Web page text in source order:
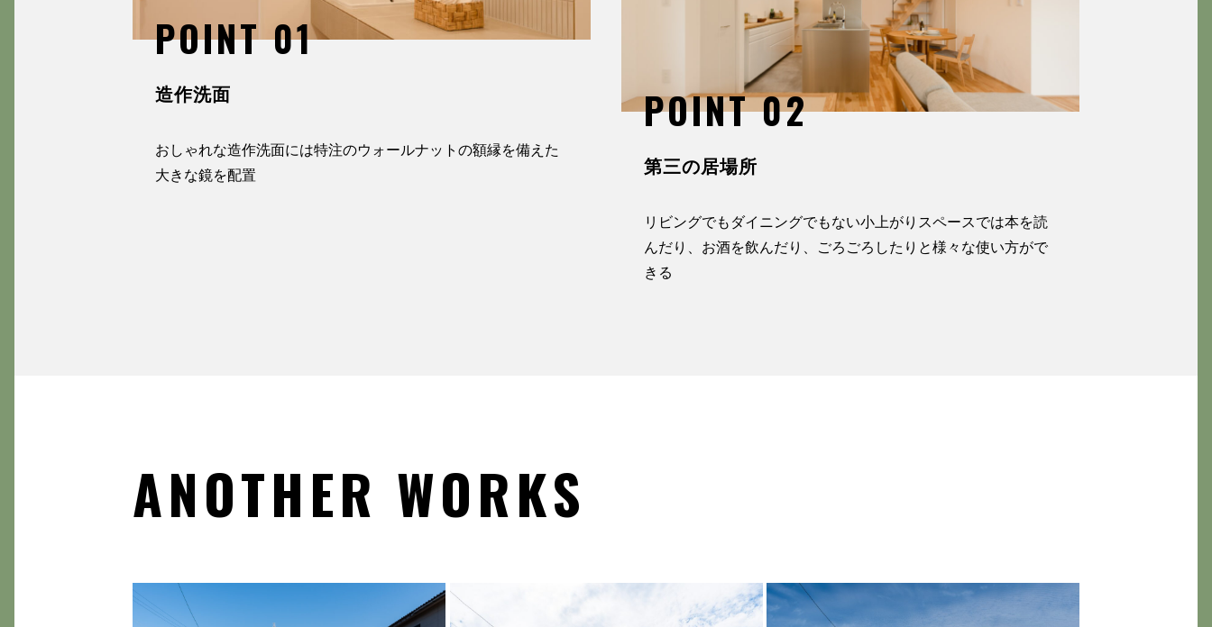
POINT 01
造作洗面
おしゃれな造作洗面には特注のウォールナットの額縁を備えた
大きな鏡を配置
POINT 02
第三の居場所
リビングでもダイニングでもない小上がりスペースでは本を読
んだり、お酒を飲んだり、ごろごろしたりと様々な使い方がで
きる
ANOTHER WORKS